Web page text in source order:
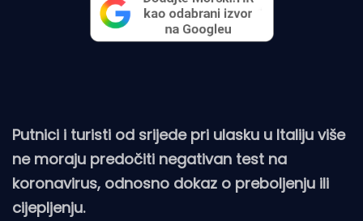
Putnici i turisti od srijede pri ulasku u Italiju više
ne moraju predočiti negativan test na
koronavirus, odnosno dokaz o preboljenju ili
cijepljenju.